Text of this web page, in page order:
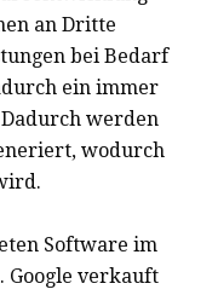
an Dritte
bei Bedarf
ein immer
werden
wodurch
Software im
Google verkauft